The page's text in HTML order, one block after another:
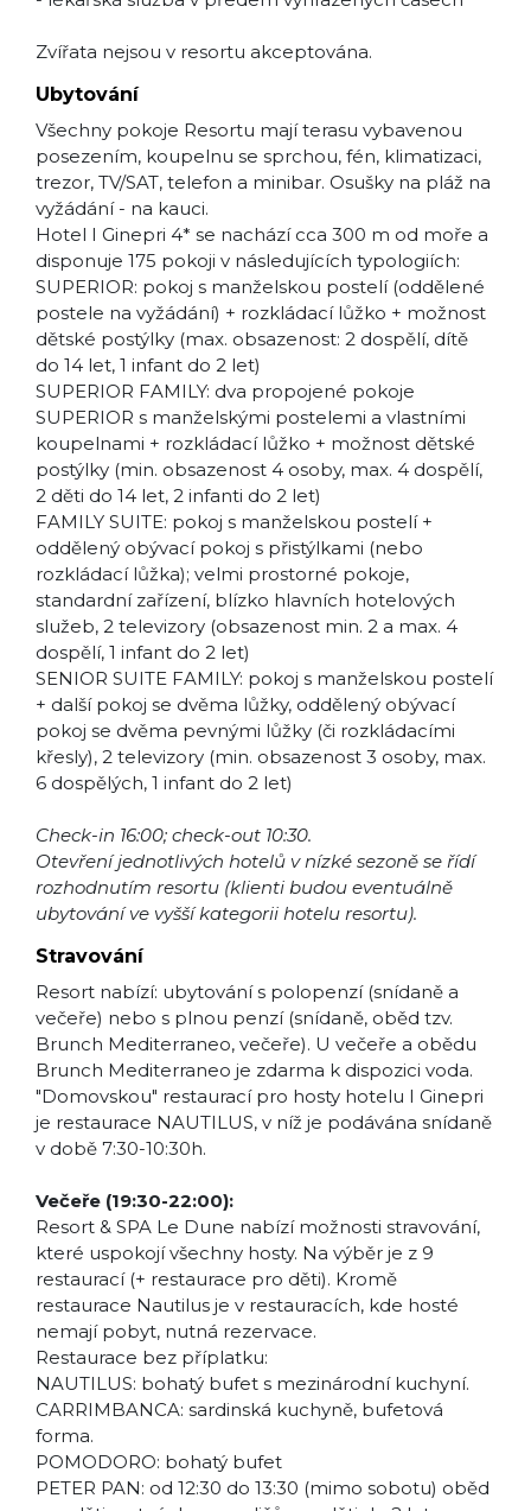
Zvířata nejsou v resortu akceptována.
Ubytování
Všechny pokoje Resortu mají terasu vybavenou
posezením, koupelnu se sprchou, fén, klimatizaci,
trezor, TV/SAT, telefon a minibar. Osušky na pláž na
vyžádání - na kauci.
Hotel I Ginepri 4* se nachází cca 300 m od moře a
disponuje 175 pokoji v následujících typologiích:
SUPERIOR: pokoj s manželskou postelí (oddělené
postele na vyžádání) + rozkládací lůžko + možnost
dětské postýlky (max. obsazenost: 2 dospělí, dítě
do 14 let, 1 infant do 2 let)
SUPERIOR FAMILY: dva propojené pokoje
SUPERIOR s manželskými postelemi a vlastními
koupelnami + rozkládací lůžko + možnost dětské
postýlky (min. obsazenost 4 osoby, max. 4 dospělí,
2 děti do 14 let, 2 infanti do 2 let)
FAMILY SUITE: pokoj s manželskou postelí +
oddělený obývací pokoj s přistýlkami (nebo
rozkládací lůžka); velmi prostorné pokoje,
standardní zařízení, blízko hlavních hotelových
služeb, 2 televizory (obsazenost min. 2 a max. 4
dospělí, 1 infant do 2 let)
SENIOR SUITE FAMILY: pokoj s manželskou postelí
+ další pokoj se dvěma lůžky, oddělený obývací
pokoj se dvěma pevnými lůžky (či rozkládacími
křesly), 2 televizory (min. obsazenost 3 osoby, max.
6 dospělých, 1 infant do 2 let)
Check-in 16:00; check-out 10:30.
Otevření jednotlivých hotelů v nízké sezoně se řídí
rozhodnutím resortu (klienti budou eventuálně
ubytování ve vyšší kategorii hotelu resortu).
Stravování
Resort nabízí: ubytování s polopenzí (snídaně a
večeře) nebo s plnou penzí (snídaně, oběd tzv.
Brunch Mediterraneo, večeře). U večeře a obědu
Brunch Mediterraneo je zdarma k dispozici voda.
"Domovskou" restaurací pro hosty hotelu I Ginepri
je restaurace NAUTILUS, v níž je podávána snídaně
v době 7:30-10:30h.
Večeře (19:30-22:00):
Resort & SPA Le Dune nabízí možnosti stravování,
které uspokojí všechny hosty. Na výběr je z 9
restaurací (+ restaurace pro děti). Kromě
restaurace Nautilus je v restauracích, kde hosté
nemají pobyt, nutná rezervace.
Restaurace bez příplatku:
NAUTILUS: bohatý bufet s mezinárodní kuchyní.
CARRIMBANCA: sardinská kuchyně, bufetová
forma.
POMODORO: bohatý bufet
PETER PAN: od 12:30 do 13:30 (mimo sobotu) oběd